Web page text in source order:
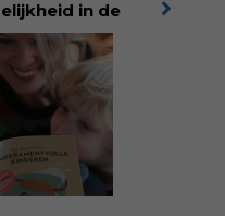
in de
eigen buik verbindt
van der Waal
structureel
reproductieve
radicale
die wil
vruchtbaarheid
via